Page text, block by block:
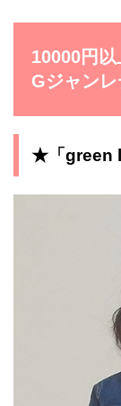
10000円
Gジャンレ
★「green